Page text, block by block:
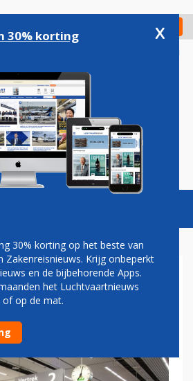
Check in
Podcasts Vacatures
VAKER
IN 2017
30% korting x
30% korting op het beste van
Zakenreisnieuws. Krijg onbeperkt
en de bijbehorende Apps.
het Luchtvaartnieuws
of op de mat.